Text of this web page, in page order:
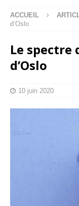
ACCUEIL
d’Oslo
Le spectre
d’Oslo
10 juin 2020